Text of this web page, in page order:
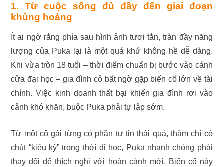
1. Từ cuộc sống đủ đầy đến giai đoạn
khủng hoảng
Ít ai ngờ rằng phía sau hình ảnh tươi tắn, tràn đầy năng
lượng của Puka lại là một quá khứ không hề dễ dàng.
Khi vừa tròn 18 tuổi – thời điểm chuẩn bị bước vào cánh
cửa đại học – gia đình cô bất ngờ gặp biến cố lớn về tài
chính. Việc kinh doanh thất bại khiến gia đình rơi vào
cảnh khó khăn, buộc Puka phải tự lập sớm.
Từ một cô gái từng có phần tự tin thái quá, thậm chí có
chút “kiêu kỳ” trong thời đi học, Puka nhanh chóng phải
thay đổi để thích nghi với hoàn cảnh mới. Biến cố này